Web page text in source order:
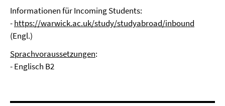
Informationen für Incoming Students:
-https://warwick.ac.uk/study/studyabroad/inbound
(Engl.)
Sprachvoraussetzungen:
- Englisch B2